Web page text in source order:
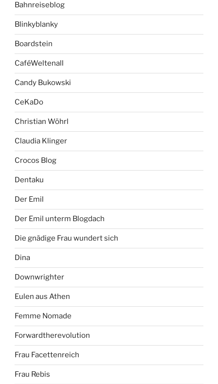
Bahnreiseblog
Blinkyblanky
Boardstein
CaféWeltenall
Candy Bukowski
CeKaDo
Christian Wöhrl
Claudia Klinger
Crocos Blog
Dentaku
Der Emil
Der Emil unterm Blogdach
Die gnädige Frau wundert sich
Dina
Downwrighter
Eulen aus Athen
Femme Nomade
Forwardtherevolution
Frau Facettenreich
Frau Rebis